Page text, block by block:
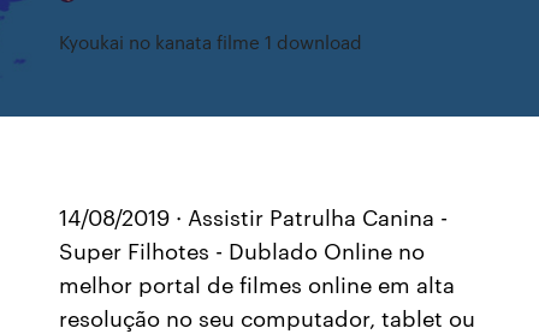
Kyoukai no kanata filme 1 download
14/08/2019 · Assistir Patrulha Canina -
Super Filhotes - Dublado Online no
melhor portal de filmes online em alta
resolução no seu computador, tablet ou